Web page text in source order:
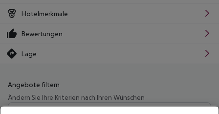
Hotelmerkmale
Bewertungen
Lage
Angebote filtern
Ändern Sie Ihre Kriterien nach Ihren Wünschen